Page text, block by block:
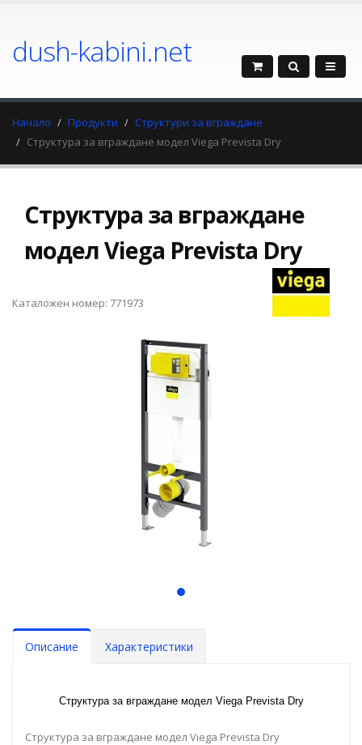
dush-kabini.net
Начало Продукти
Структури за вграждане
Структура за вграждане модел Viega Prevista Dry
Структура за вграждане
модел Viega Prevista Dry
Каталожен номер: 771973
Описание Характеристики
Структура за вграждане модел Viega Prevista Dry
Структура за вграждане модел Viega Prevista Dry